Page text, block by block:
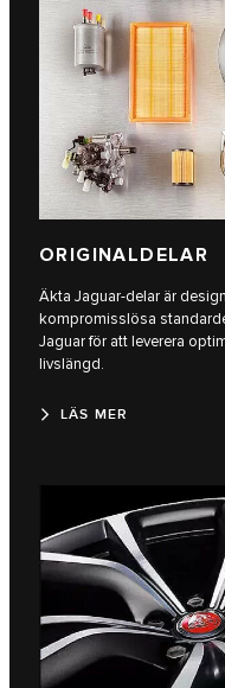
ORIGINALDELAR
Äkta Jaguar-delar är
kompromisslösa
Jaguar för att leverera
livslängd.
LÄS MER